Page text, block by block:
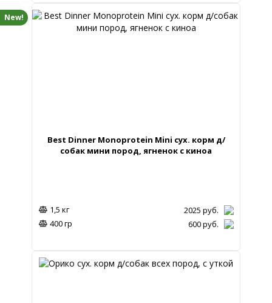
New!
Best Dinner Monoprotein Mini сух. корм д/
собак мини пород, ягненок с киноа
1,5 кг 2025 руб.
400 гр
600руб.